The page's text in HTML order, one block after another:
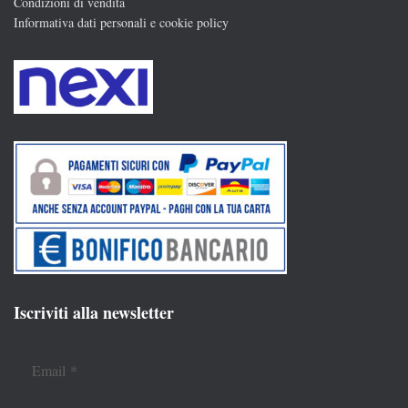
Informativa dati personali e cookie policy
Iscriviti alla newsletter
Email *